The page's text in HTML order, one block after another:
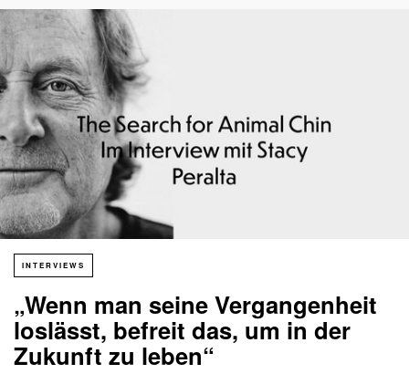
INTERVIEWS
„Wenn man seine Vergangenheit
loslässt, befreit das, um in der
Zukunft zu leben“